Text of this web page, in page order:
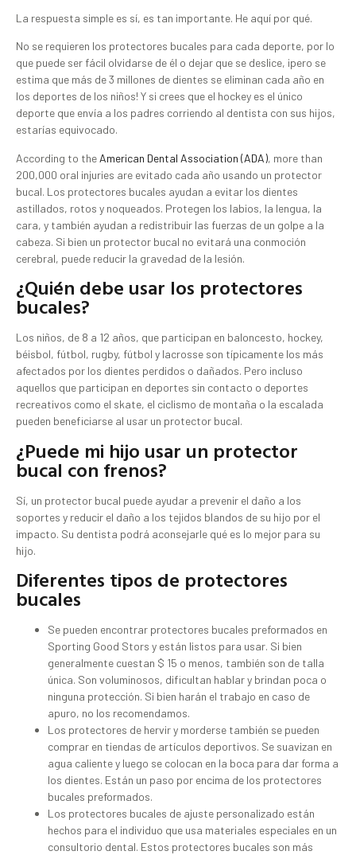
La respuesta simple es sí, es tan importante. He aquí por qué.
No se requieren los protectores bucales para cada deporte, por lo
que puede ser fácil olvidarse de él o dejar que se deslice, ¡pero se
estima que más de 3 millones de dientes se eliminan cada año en
los deportes de los niños! Y si crees que el hockey es el único
deporte que envía a los padres corriendo al dentista con sus hijos,
estarías equivocado.
According to the American Dental Association (ADA), more than
200,000 oral injuries are evitado cada año usando un protector
bucal. Los protectores bucales ayudan a evitar los dientes
astillados, rotos y noqueados. Protegen los labios, la lengua, la
cara, y también ayudan a redistribuir las fuerzas de un golpe a la
cabeza. Si bien un protector bucal no evitará una conmoción
cerebral, puede reducir la gravedad de la lesión.
¿Quién debe usar los protectores
bucales?
Los niños, de 8 a 12 años, que participan en baloncesto, hockey,
béisbol, fútbol, ​​rugby, fútbol y lacrosse son típicamente los más
afectados por los dientes perdidos o dañados. Pero incluso
aquellos que participan en deportes sin contacto o deportes
recreativos como el skate, el ciclismo de montaña o la escalada
pueden beneficiarse al usar un protector bucal.
¿Puede mi hijo usar un protector
bucal con frenos?
Sí, un protector bucal puede ayudar a prevenir el daño a los
soportes y reducir el daño a los tejidos blandos de su hijo por el
impacto. Su dentista podrá aconsejarle qué es lo mejor para su
hijo.
Diferentes tipos de protectores
bucales
Se pueden encontrar protectores bucales preformados en
Sporting Good Stors y están listos para usar. Si bien
generalmente cuestan $ 15 o menos, también son de talla
única. Son voluminosos, dificultan hablar y brindan poca o
ninguna protección. Si bien harán el trabajo en caso de
apuro, no los recomendamos.
Los protectores de hervir y morderse también se pueden
comprar en tiendas de artículos deportivos. Se suavizan en
agua caliente y luego se colocan en la boca para dar forma a
los dientes. Están un paso por encima de los protectores
bucales preformados.
Los protectores bucales de ajuste personalizado están
hechos para el individuo que usa materiales especiales en un
consultorio dental. Estos protectores bucales son más